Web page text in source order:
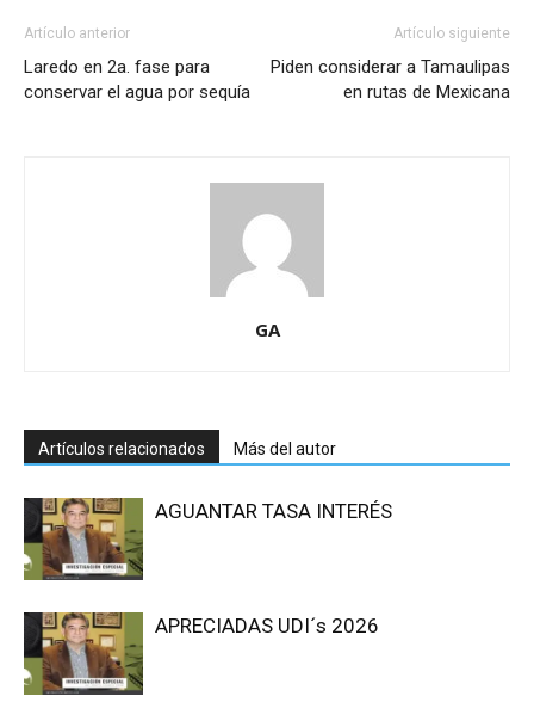
Artículo anterior
Laredo en 2a. fase para
conservar el agua por sequía
Artículo siguiente
Piden considerar a Tamaulipas
en rutas de Mexicana
GA
Artículos relacionados Más del autor
AGUANTAR TASA INTERÉS
APRECIADAS UDI´s 2026